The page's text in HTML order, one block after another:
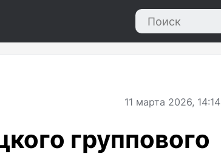
11 марта 2026, 14:14
группового